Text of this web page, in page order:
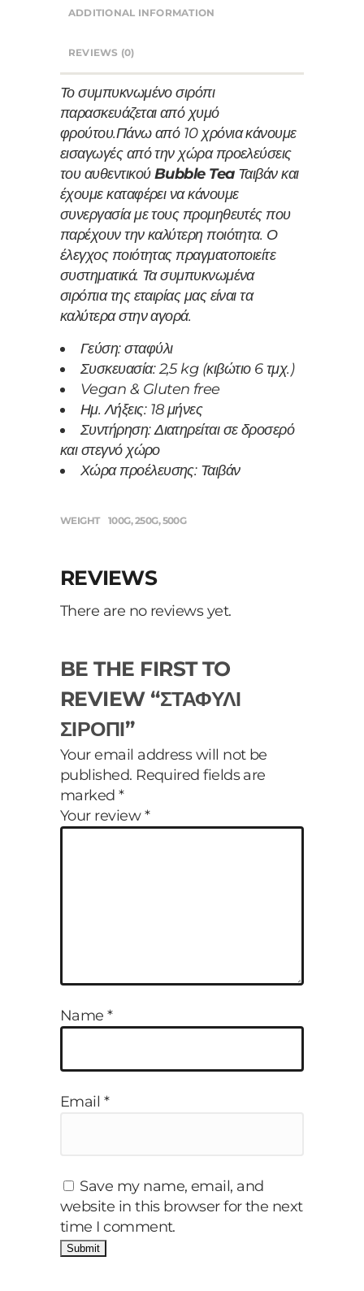
ADDITIONAL INFORMATION
REVIEWS (0)
Το συμπυκνωμένο σιρόπι
παρασκευάζεται από χυμό
φρούτου.Πάνω από 10 χρόνια κάνουμε
εισαγωγές από την χώρα προελεύσεις
του αυθεντικούBubble TeaΤαιβάν και
έχουμε καταφέρει να κάνουμε
συνεργασία με τους προμηθευτές που
παρέχουν την καλύτερη ποιότητα. Ο
έλεγχος ποιότητας πραγματοποιείτε
συστηματικά. Τα συμπυκνωμένα
σιρόπια της εταιρίας μας είναι τα
καλύτερα στην αγορά.
Γεύση: σταφύλι
Συσκευασία: 2,5 kg (κιβώτιο 6 τμχ.)
Vegan & Gluten free
Ημ. Λήξεις: 18 μήνες
Συντήρηση: Διατηρείται σε δροσερό
και στεγνό χώρο
Χώρα προέλευσης: Ταιβάν
WEIGHT 100G, 250G, 500G
REVIEWS
There are no reviews yet.
BE THE FIRST TO
REVIEW “ΣΤΑΦΥΛΙ
ΣΙΡΟΠΙ”
Your email address will not be
published. Required fields are
marked*
Your review*
Name*
Email *
Save my name, email, and
website in this browser for the next
time I comment.